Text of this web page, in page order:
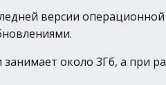
версии
около 3Гб, а при